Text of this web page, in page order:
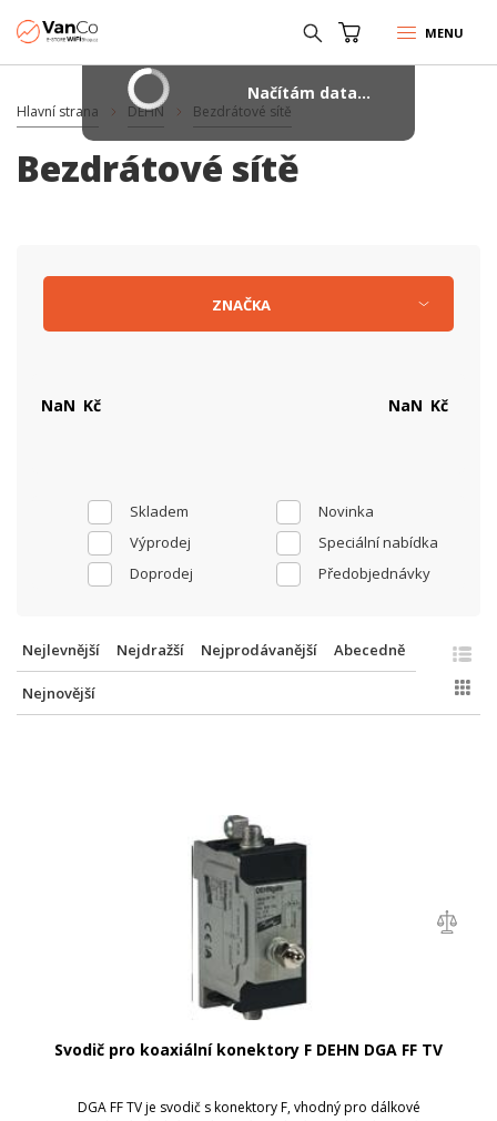
MENU
Hlavní strana DEHN Bezdrátové sítě
Bezdrátové sítě
Skladem
Novinka
Výprodej
Speciální nabídka
Doprodej
Předobjednávky
Kč Kč
ZNAČKA
Nejlevnější Nejdražší Nejprodávanější Abecedně
Nejnovější
Svodič pro koaxiální konektory F DEHN DGA FF TV
DGA FF TV je svodič s konektory F, vhodný pro dálkové
Načítám data...